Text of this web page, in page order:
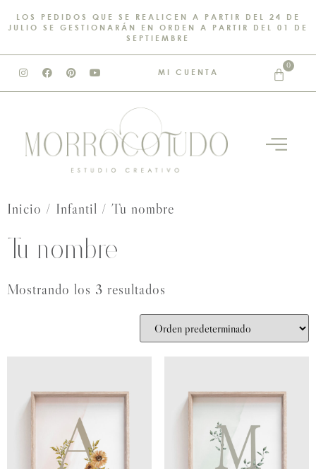
LOS PEDIDOS QUE SE REALICEN A PARTIR DEL 24 DE
JULIO SE GESTIONARÁN EN ORDEN A PARTIR DEL 01 DE
SEPTIEMBRE
MI CUENTA
0
Inicio / Infantil / Tu nombre
Tu nombre
Mostrando los 3 resultados